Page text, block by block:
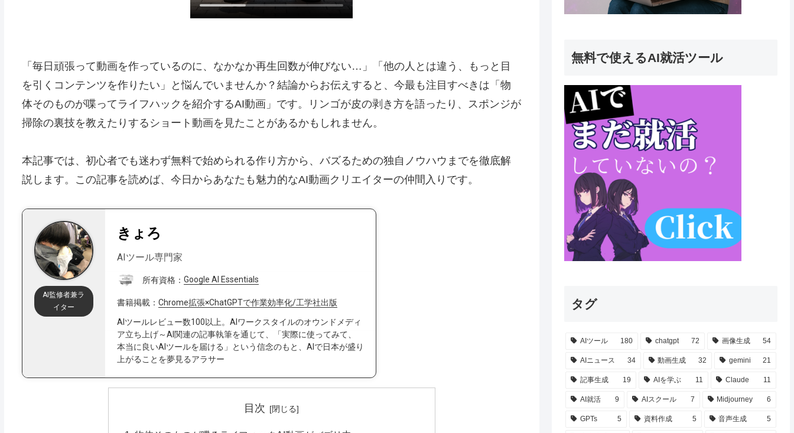
「毎日頑張って動画を作っているのに、なかなか再生回数が伸びない…」「他の人とは違う、もっと目
を引くコンテンツを作りたい」と悩んでいませんか？結論からお伝えすると、今最も注目すべきは「物
体そのものが喋ってライフハックを紹介するAI動画」です。リンゴが皮の剥き方を語ったり、スポンジが
掃除の裏技を教えたりするショート動画を見たことがあるかもしれません。
本記事では、初心者でも迷わず無料で始められる作り方から、バズるための独自ノウハウまでを徹底解
説します。この記事を読めば、今日からあなたも魅力的なAI動画クリエイターの仲間入りです。
AI監修者兼ラ
イター
きょろ
AIツール専門家
所有資格： Google AI Essentials
書籍掲載： Chrome拡張×ChatGPTで作業効率化/工学社出版
AIツールレビュー数100以上。AIワークスタイルのオウンドメディ
ア立ち上げ～AI関連の記事執筆を通じて、「実際に使ってみて、
本当に良いAIツールを届ける」という信念のもと、AIで日本が盛り
上がることを夢見るアラサー
目次
無料で使えるAI就活ツール
タグ
AIツール 180 chatgpt 72 画像生成 54
AIニュース 34 動画生成 32 gemini 21
記事生成 19 AIを学ぶ 11 Claude 11
AI就活 9 AIスクール 7 Midjourney 6
GPTs 5 資料作成 5 音声生成 5